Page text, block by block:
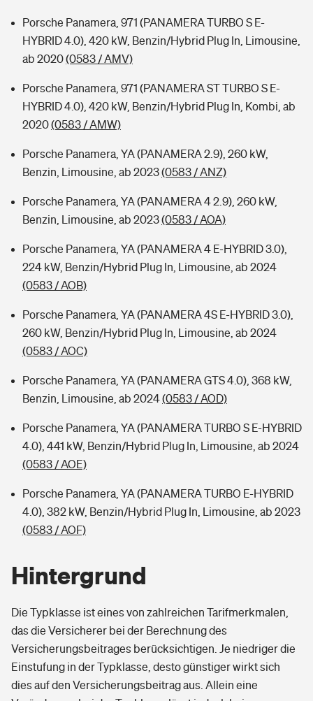
Porsche Panamera, 971 (PANAMERA TURBO S E-
HYBRID 4.0), 420 kW, Benzin/Hybrid Plug In, Limousine,
ab 2020(0583 / AMV)
Porsche Panamera, 971 (PANAMERA ST TURBO S E-
HYBRID 4.0), 420 kW, Benzin/Hybrid Plug In, Kombi, ab
2020(0583 / AMW)
Porsche Panamera, YA (PANAMERA 2.9), 260 kW,
Benzin, Limousine, ab 2023(0583 / ANZ)
Porsche Panamera, YA (PANAMERA 4 2.9), 260 kW,
Benzin, Limousine, ab 2023(0583 / AOA)
Porsche Panamera, YA (PANAMERA 4 E-HYBRID 3.0),
224 kW, Benzin/Hybrid Plug In, Limousine, ab 2024
(0583 / AOB)
Porsche Panamera, YA (PANAMERA 4S E-HYBRID 3.0),
260 kW, Benzin/Hybrid Plug In, Limousine, ab 2024
(0583 / AOC)
Porsche Panamera, YA (PANAMERA GTS 4.0), 368 kW,
Benzin, Limousine, ab 2024(0583 / AOD)
Porsche Panamera, YA (PANAMERA TURBO S E-HYBRID
4.0), 441 kW, Benzin/Hybrid Plug In, Limousine, ab 2024
(0583 / AOE)
Porsche Panamera, YA (PANAMERA TURBO E-HYBRID
4.0), 382 kW, Benzin/Hybrid Plug In, Limousine, ab 2023
(0583 / AOF)
Hintergrund
Die Typklasse ist eines von zahlreichen Tarifmerkmalen,
das die Versicherer bei der Berechnung des
Versicherungsbeitrages berücksichtigen. Je niedriger die
Einstufung in der Typklasse, desto günstiger wirkt sich
dies auf den Versicherungsbeitrag aus. Allein eine